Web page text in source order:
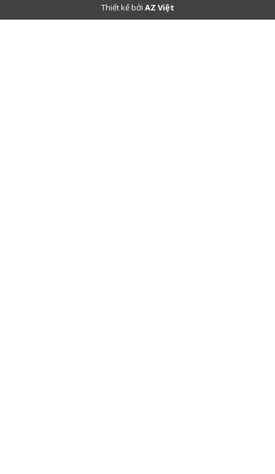
Thiết kế bởi AZ Việt